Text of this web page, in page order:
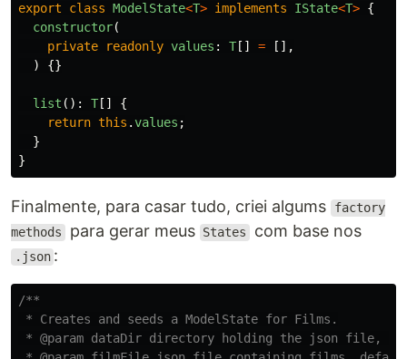
export class ModelState<T> implements IState<T> {
constructor(
private
readonly values : T [] =
[],
)
{}
list (): T []
{
return this .values ;
}
}
Finalmente, para casar tudo, criei algums
factory
methods para gerar meus States com base nos
.json :
/**
* Creates and seeds a ModelState for Films.
* @param dataDir directory holding the json file,